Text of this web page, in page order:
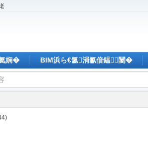
娴� BIM浜ら€氳涓氱偣鎾闄�